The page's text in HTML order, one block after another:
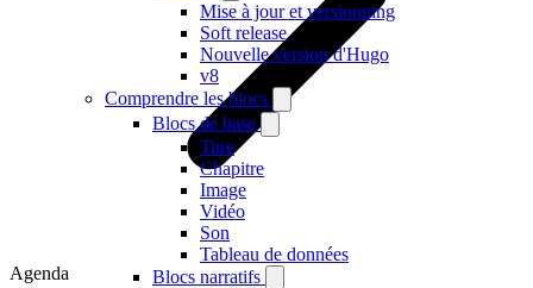
Mise à jour et versionning
Soft release
Nouvelle version d'Hugo
v8
Comprendre les blocs
Blocs de base
Titre
Chapitre
Image
Vidéo
Son
Tableau de données
Blocs narratifs
Agenda